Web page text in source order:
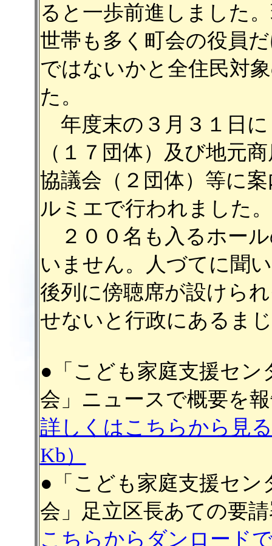
ると一歩前進しました
世帯も多く町会の役員
ではないかと全住民対
た。
年度末の３月３１日に
（１７団体）及び地元
協議会（２団体）等に
ルミエで行われました。
２００名も入るホー
いません。人づてに聞
後列に傍聴席が設けら
せないと行政にあるま
●「こども家庭支援セン
会」ニュースで概要を
詳しくはこちらから見
Kb）
●「こども家庭支援セン
会」足立区長あての要
こちらからダンロード